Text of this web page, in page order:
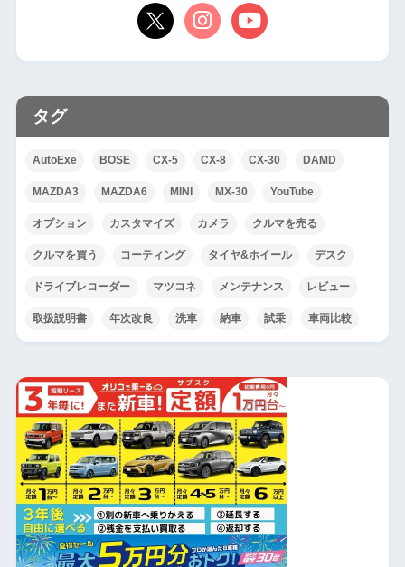
タグ
AutoExe BOSE CX-5 CX-8 CX-30 DAMD
MAZDA3 MAZDA6 MINI MX-30 YouTube
オプション カスタマイズ カメラ クルマを売る
クルマを買う コーティング タイヤ&ホイール デスク
ドライブレコーダー マツコネ メンテナンス レビュー
取扱説明書 年次改良 洗車 納車 試乗 車両比較